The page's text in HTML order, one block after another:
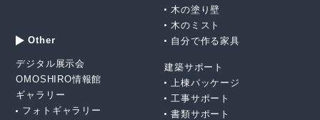
木の塗り壁
木のミスト
自分で作る家具
建築サポート
上棟パッケージ
工事サポート
書類サポート
Other
デジタル展示会
OMOSHIRO情報館
ギャラリー
フォトギャラリー